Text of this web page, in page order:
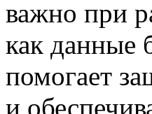
важно при
как данные
помогает
и